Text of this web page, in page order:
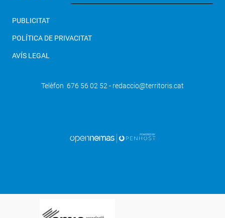
PUBLICITAT
POLÍTICA DE PRIVACITAT
AVÍS LEGAL
Telèfon 676 56 02 52 - redaccio@territoris.cat